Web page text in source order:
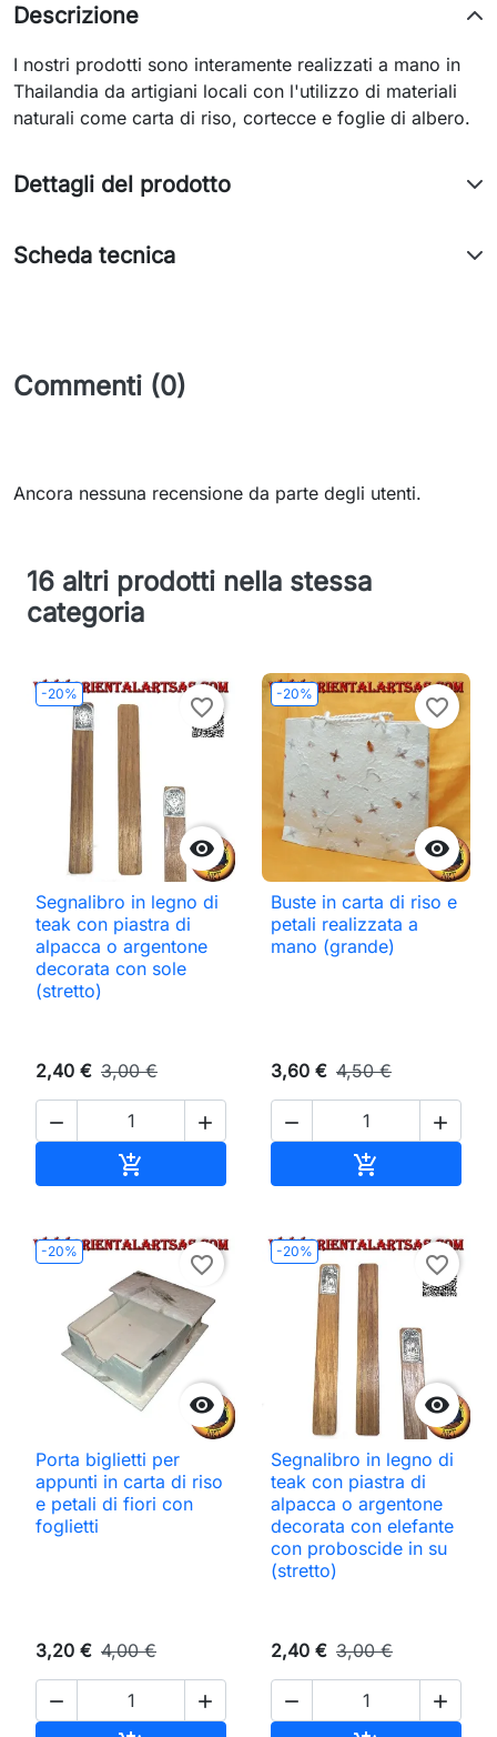
Descrizione
I nostri prodotti sono interamente realizzati a mano in
Thailandia da artigiani locali con l'utilizzo di materiali
naturali come carta di riso, cortecce e foglie di albero.
Dettagli del prodotto
Scheda tecnica
Commenti (0)
Ancora nessuna recensione da parte degli utenti.
16 altri prodotti nella stessa
categoria
-20%

favorite_border
Segnalibro in legno di
teak con piastra di
alpacca o argentone
decorata con sole
(stretto)
2,40 € 3,00 €
 

-20%

favorite_border
Buste in carta di riso e
petali realizzata a
mano (grande)
3,60 € 4,50 €
 

-20%

favorite_border
Porta biglietti per
appunti in carta di riso
e petali di fiori con
foglietti
3,20 € 4,00 €
 
-20%

favorite_border
Segnalibro in legno di
teak con piastra di
alpacca o argentone
decorata con elefante
con proboscide in su
(stretto)
2,40 € 3,00 €
 